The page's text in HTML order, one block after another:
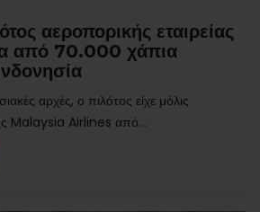
αεροπορικής εταιρείας
από 70.000 χάπια
αρχές, ο πιλότος είχε μόλις
Malaysia Airlines από...